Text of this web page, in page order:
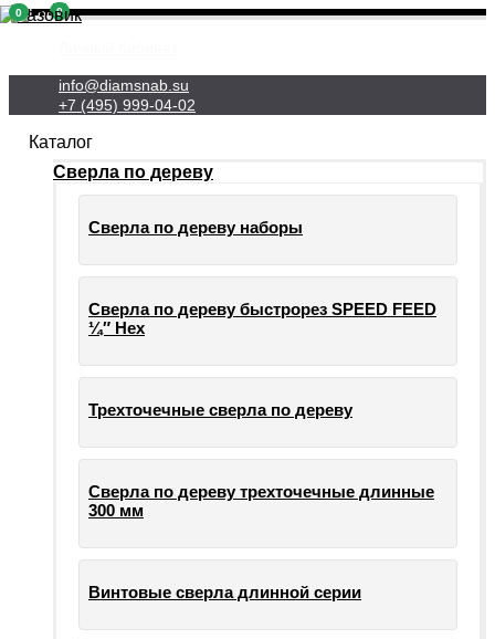
info@diamsnab.su
+7 (495) 999-04-02
0
Каталог
Сверла по дереву
Сверла по дереву наборы
Сверла по дереву быстрорез SPEED FEED
¼″ Hex
Трехточечные сверла по дереву
Сверла по дереву трехточечные длинные
300 мм
Винтовые сверла длинной серии
0